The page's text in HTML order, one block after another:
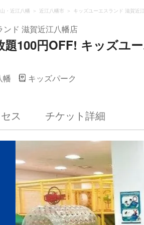
・近江八幡 近江八幡市 キッズユーエスランド 滋賀近
ンド 滋賀近江八幡店
題100円OFF! キッズユ
幡 キッズパーク
ス チケット詳細